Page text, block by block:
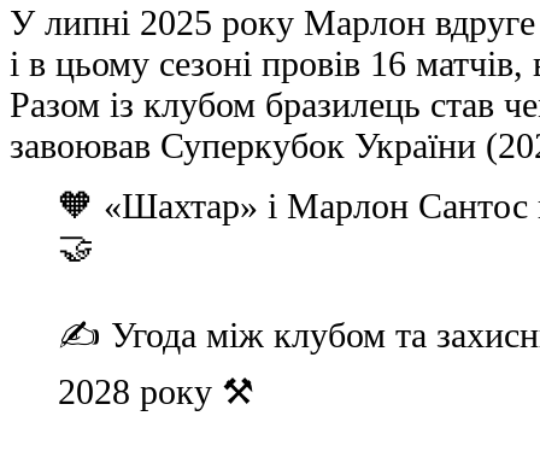
У липні 2025 року Марлон вдруге
і в цьому сезоні провів 16 матчів,
Разом із клубом бразилець став
завоював Суперкубок України
🧡 «Шахтар» і Марлон Сантос
🤝
✍️ Угода між клубом та
2028 року ⚒️